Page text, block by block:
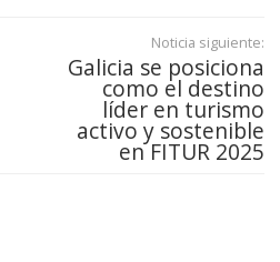
Noticia siguiente:
Galicia se posiciona
como el destino
líder en turismo
activo y sostenible
en FITUR 2025